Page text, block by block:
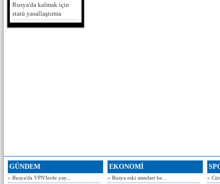
Rusya'da kalmak için
statü yasallaştırma
GÜNDEM
» Rusya'da VPN'lerde yay...
EKONOMİ
» Rusya eski standart be...
»